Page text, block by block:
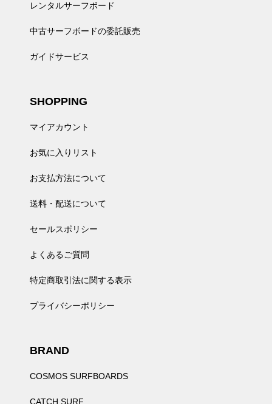
レンタルサーフボード
中古サーフボードの委託販売
ガイドサービス
SHOPPING
マイアカウント
お気に入りリスト
お支払方法について
送料・配送について
セールスポリシー
よくあるご質問
特定商取引法に関する表示
プライバシーポリシー
BRAND
COSMOS SURFBOARDS
CATCH SURF